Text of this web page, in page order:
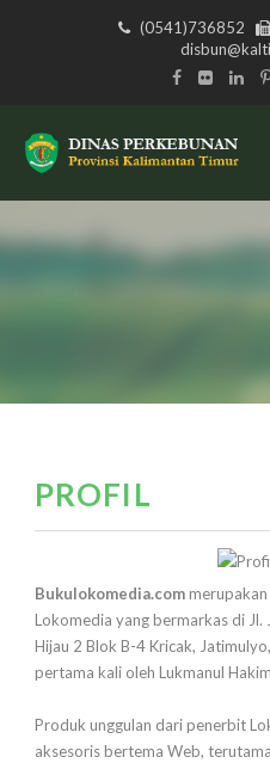
(0541)736852
PROFIL
Bukulokomedia.com
Lokomedia yang bermarkas di Jl.
Hijau 2 Blok B-4 Kricak,
pertama kali oleh Lukmanul
Produk unggulan dari penerbit
aksesoris bertema Web,